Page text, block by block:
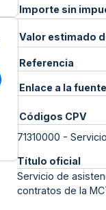
Importe sin
Valor estimado
Referencia
Enlace a la
Códigos CPV
71310000 -
Título oficial
Servicio de
contratos de la